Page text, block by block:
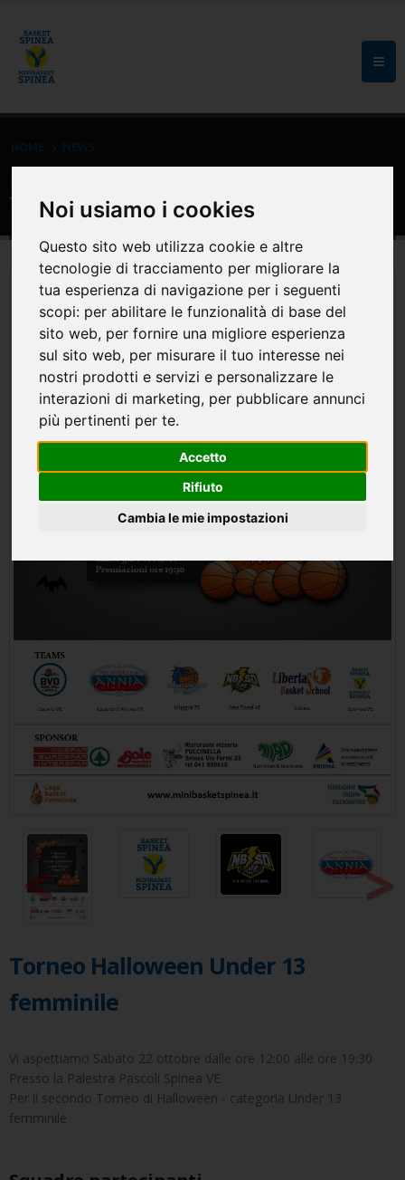
Noi usiamo i cookies
Questo sito web utilizza cookie e altre
tecnologie di tracciamento per migliorare la
tua esperienza di navigazione per i seguenti
scopi: per abilitare le funzionalità di base del
sito web, per fornire una migliore esperienza
sul sito web, per misurare il tuo interesse nei
nostri prodotti e servizi e personalizzare le
interazioni di marketing, per pubblicare annunci
più pertinenti per te.
Accetto
Rifiuto
Cambia le mie impostazioni
HOME NEWS
Eventi: Torneo Halloween Under 13
femminile
< >
Torneo Halloween Under 13
femminile
Vi aspettiamo Sabato 22 ottobre dalle ore 12:00 alle ore 19:30
Presso la Palestra Pascoli Spinea VE
Per il secondo Torneo di Halloween - categoria Under 13
femminile